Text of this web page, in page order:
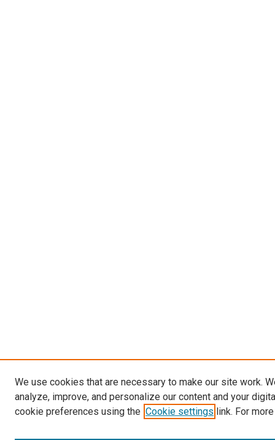
We use cookies that are necessary to make our site work.
analyze, improve, and personalize our content and your
cookie preferences using the Cookie settings link. For